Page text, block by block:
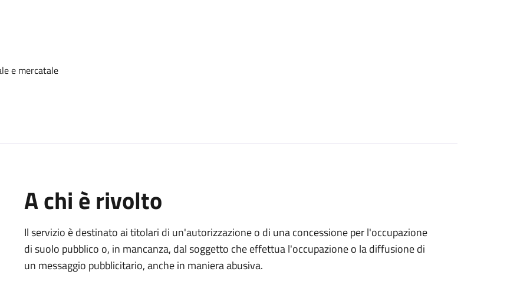
e mercatale
A chi è rivolto
Il servizio è destinato ai titolari di un'autorizzazione o di una concessione per l'occupazione
di suolo pubblico o, in mancanza, dal soggetto che effettua l'occupazione o la diffusione di
un messaggio pubblicitario, anche in maniera abusiva.